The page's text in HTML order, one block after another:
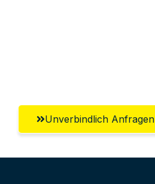
Unverbindlich Anfragen